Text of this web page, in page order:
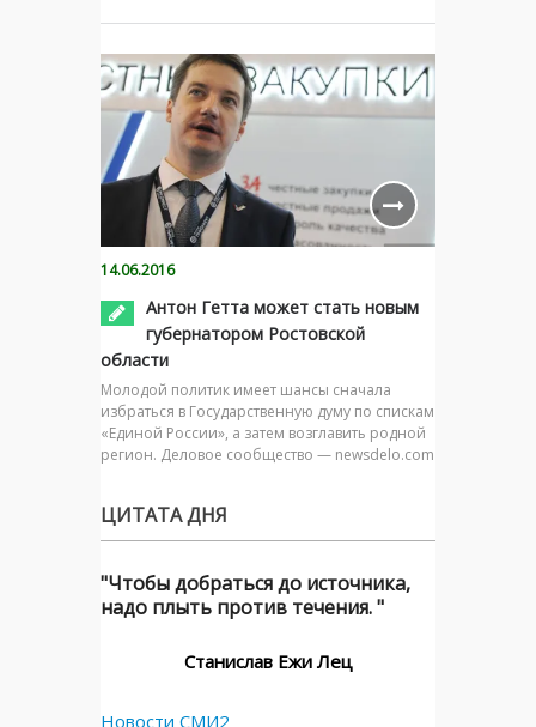
14.06.2016
Антон Гетта может стать новым
губернатором Ростовской
области
Молодой политик имеет шансы сначала
избраться в Государственную думу по спискам
«Единой России», а затем возглавить родной
регион. Деловое сообщество — newsdelo.com
ЦИТАТА ДНЯ
"Чтобы добраться до источника,
надо плыть против течения. "
Станислав Ежи Лец
Новости СМИ2